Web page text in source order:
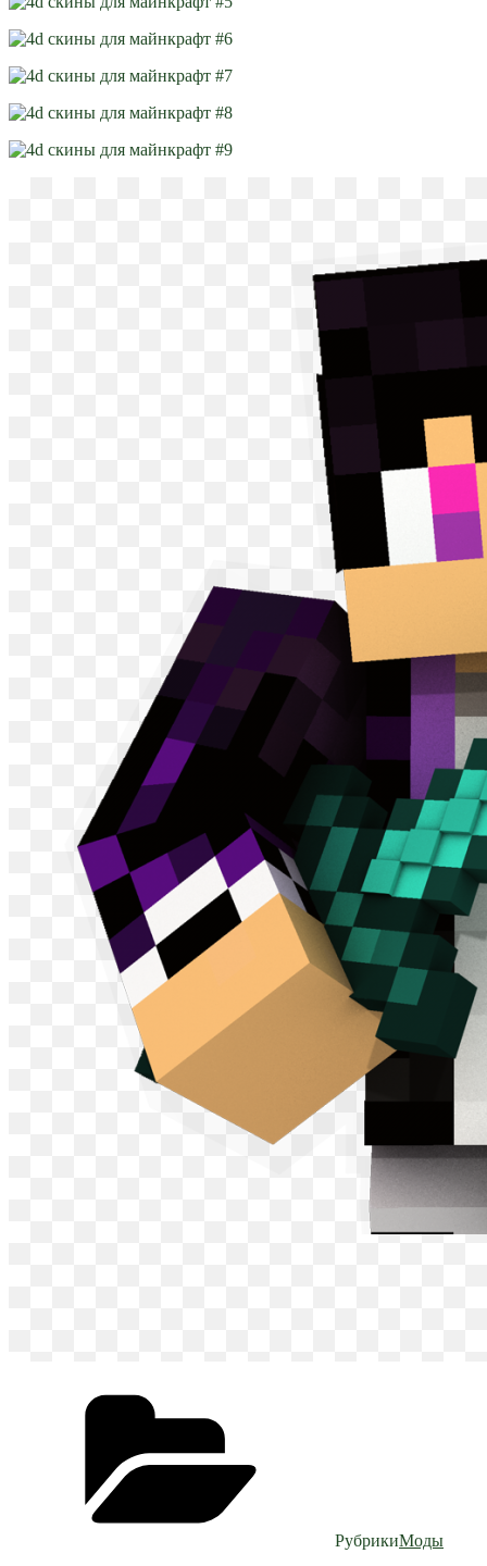
РубрикиМоды